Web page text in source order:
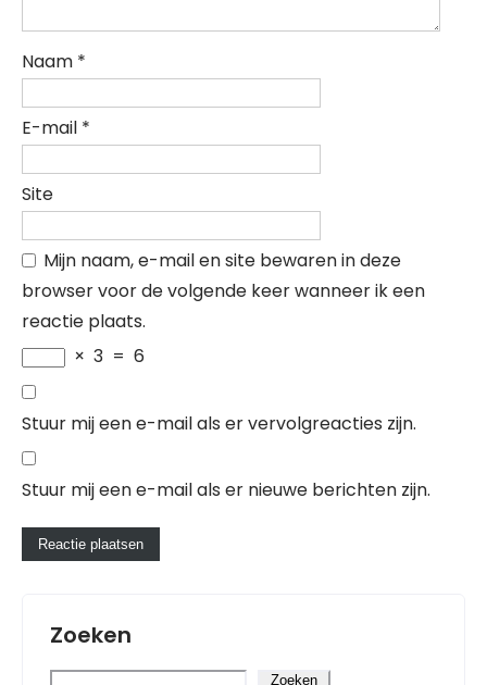
Naam *
E-mail *
Site
Mijn naam, e-mail en site bewaren in deze
browser voor de volgende keer wanneer ik een
reactie plaats.
× 3 = 6
Stuur mij een e-mail als er vervolgreacties zijn.
Stuur mij een e-mail als er nieuwe berichten zijn.
Zoeken
Zoeken